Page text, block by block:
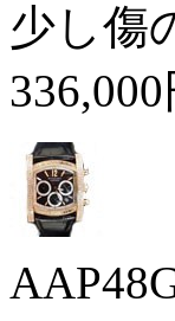
少し傷
336,000